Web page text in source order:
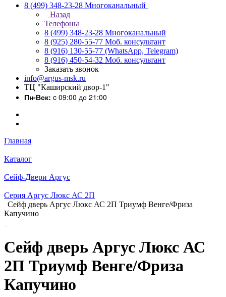
8 (499) 348-23-28 Многоканальный
Назад
Телефоны
8 (499) 348-23-28 Многоканальный
8 (925) 280-55-77 Моб. консультант
8 (916) 130-55-77 (WhatsApp, Telegram)
8 (916) 450-54-32 Моб. консультант
Заказать звонок
info@argus-msk.ru
ТЦ "Каширский двор-1"
Пн-Вск: c 09:00 до 21:00
Главная
Каталог
Сейф-Двери Аргус
Серия Аргус Люкс АС 2П
Сейф дверь Аргус Люкс АС 2П Триумф Венге/Фриза
Капучино
Сейф дверь Аргус Люкс АС
2П Триумф Венге/Фриза
Капучино